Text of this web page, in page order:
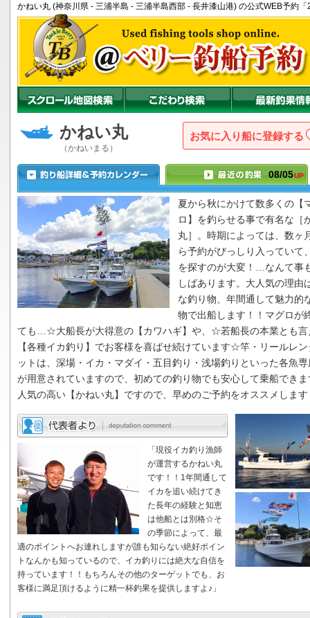
かねい丸 (神奈川県 - 三浦半島 - 三浦半島西部 - 長井漆山港) の公式WEB予約
かねい丸
（かねいまる）
お気に入り船に登録
08/05UP
夏から秋にかけて数多くの【
ロ】を釣らせる事で有名な［
丸］。時期によっては、数ヶ
ら予約がびっしり入っていて
を探すのが大変！…なんて事
しばあります。大人気の理由
な釣り物、年間通して魅力的
物で出船します！！マグロが
ても…☆大船長が大得意の【カワハギ】や、☆若船長の本業とも言
【各種イカ釣り】でお客様を喜ばせ続けています☆竿・リールレ
ットは、深場・イカ・マダイ・五目釣り・浅場釣りといった各魚
が用意されていますので、初めての釣り物でも安心して乗船でき
人気の高い【かねい丸】ですので、早めのご予約をオススメしま
「現役イカ釣り漁師
が運営するかねい丸
です！！1年間通して
イカを追い続けてき
た長年の経験と知恵
は他船とは別格☆そ
の季節によって、最
適のポイントへお連れしますが誰も知らない絶好ポイン
トなんかも知っているので、イカ釣りには絶大な自信を
持っています！！もちろんその他のターゲットでも、お
客様に満足頂けるように精一杯釣果を提供しますよ♪」